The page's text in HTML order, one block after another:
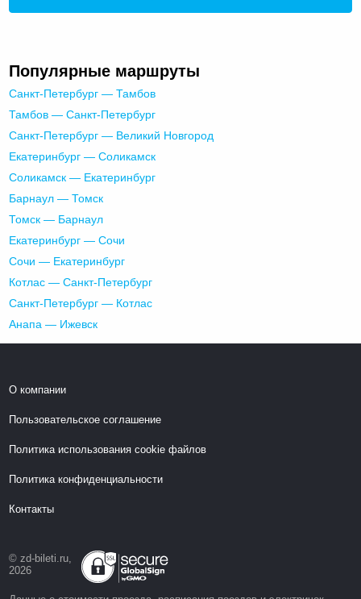
Популярные маршруты
Санкт-Петербург — Тамбов
Тамбов — Санкт-Петербург
Санкт-Петербург — Великий Новгород
Екатеринбург — Соликамск
Соликамск — Екатеринбург
Барнаул — Томск
Томск — Барнаул
Екатеринбург — Сочи
Сочи — Екатеринбург
Котлас — Санкт-Петербург
Санкт-Петербург — Котлас
Анапа — Ижевск
О компании
Пользовательское соглашение
Политика использования cookie файлов
Политика конфиденциальности
Контакты
© zd-bileti.ru,
2026